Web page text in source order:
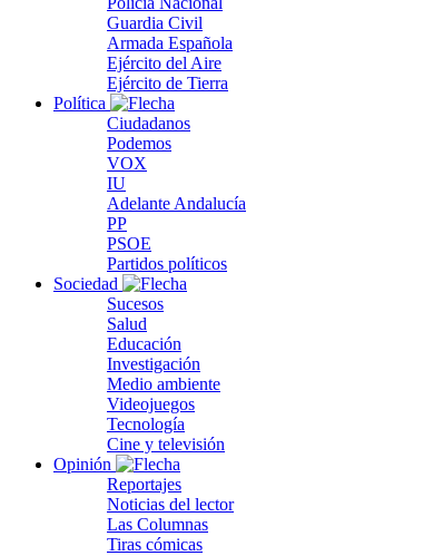
Guardia Civil
Armada Española
Ejército del Aire
Ejército de Tierra
Política
Ciudadanos
Podemos
VOX
IU
Adelante Andalucía
PP
PSOE
Partidos políticos
Sociedad
Sucesos
Salud
Educación
Investigación
Medio ambiente
Videojuegos
Tecnología
Cine y televisión
Opinión
Reportajes
Noticias del lector
Las Columnas
Tiras cómicas